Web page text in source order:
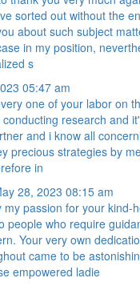
sorted out without the
about such subject
in my position,
s
05:47 am
one of your labor on
research and
and i know all
precious strategies by
in
28, 2023 08:15 am
my passion for your kind-
people who require
Your very own
came to be
empowered ladie